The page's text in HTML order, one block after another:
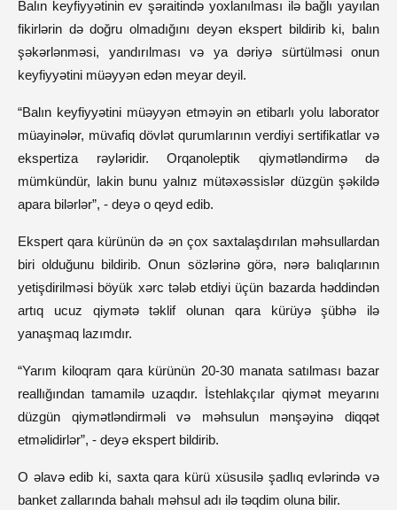
Balın keyfiyyətinin ev şəraitində yoxlanılması ilə bağlı yayılan
fikirlərin də doğru olmadığını deyən ekspert bildirib ki, balın
şəkərlənməsi, yandırılması və ya dəriyə sürtülməsi onun
keyfiyyətini müəyyən edən meyar deyil.
“Balın keyfiyyətini müəyyən etməyin ən etibarlı yolu laborator
müayinələr, müvafiq dövlət qurumlarının verdiyi sertifikatlar və
ekspertiza rəyləridir. Orqanoleptik qiymətləndirmə də
mümkündür, lakin bunu yalnız mütəxəssislər düzgün şəkildə
apara bilərlər”, - deyə o qeyd edib.
Ekspert qara kürünün də ən çox saxtalaşdırılan məhsullardan
biri olduğunu bildirib. Onun sözlərinə görə, nərə balıqlarının
yetişdirilməsi böyük xərc tələb etdiyi üçün bazarda həddindən
artıq ucuz qiymətə təklif olunan qara kürüyə şübhə ilə
yanaşmaq lazımdır.
“Yarım kiloqram qara kürünün 20-30 manata satılması bazar
reallığından tamamilə uzaqdır. İstehlakçılar qiymət meyarını
düzgün qiymətləndirməli və məhsulun mənşəyinə diqqət
etməlidirlər”, - deyə ekspert bildirib.
O əlavə edib ki, saxta qara kürü xüsusilə şadlıq evlərində və
banket zallarında bahalı məhsul adı ilə təqdim oluna bilir.